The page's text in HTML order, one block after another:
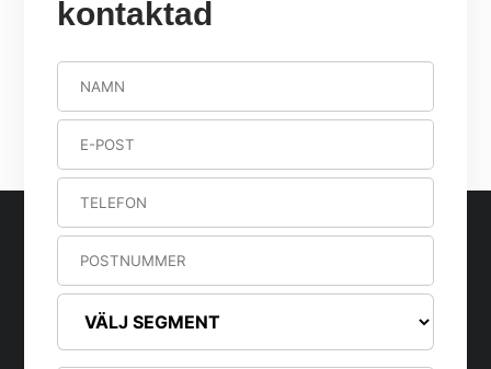
kontaktad